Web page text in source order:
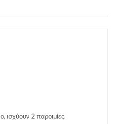
ισχύουν 2 παροιμίες.